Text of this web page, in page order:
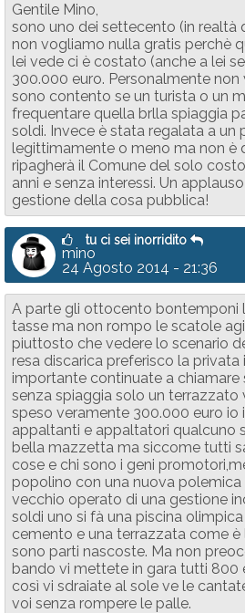
Gentile Mino,
sono uno dei settecento (in realtà
non vogliamo nulla gratis perchè
lei vede ci è costato (anche a lei
300.000 euro. Personalmente
sono contento se un turista o un
frequentare quella brlla spiaggia
soldi. Invece è stata regalata a un
legittimamente o meno ma non è
ripagherà il Comune del solo
anni e senza interessi. Un
gestione della cosa pubblica!
tu ci sei inorridito
mino
24 Agosto 2014 - 21:36
A parte gli ottocento bontemponi
tasse ma non rompo le scatole
piuttosto che vedere lo scenario
resa discarica preferisco la privata
importante continuate a chiamare
senza spiaggia solo un terrazzato
speso veramente 300.000 euro io
appaltanti e appaltatori qualcuno
bella mazzetta ma siccome tutti
cose e chi sono i geni
popolino con una nuova polemica
vecchio operato di una gestione
soldi uno si fà una piscina
cemento e una terrazzata come è
sono parti nascoste. Ma non
bando vi mettete in gara tutti 800
così vi sdraiate al sole ve le
voi senza rompere le palle.